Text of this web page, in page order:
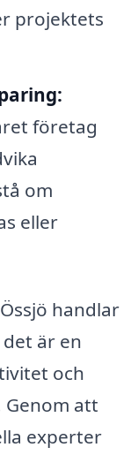
projektets
företag
om
eller
handlar
är en
och
att
experter